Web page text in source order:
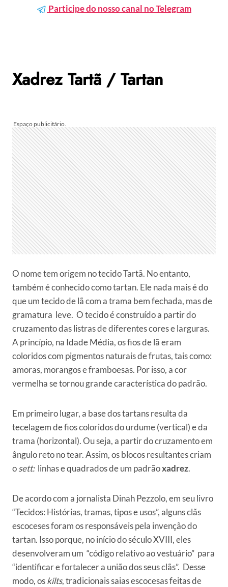
Participe do nosso canal no Telegram
Xadrez Tartã / Tartan
O nome tem origem no tecido Tartã. No entanto,
também é conhecido como tartan. Ele nada mais é do
que um tecido de lã com a trama bem fechada, mas de
gramatura leve. O tecido é construído a partir do
cruzamento das listras de diferentes cores e larguras.
A princípio, na Idade Média, os fios de lã eram
coloridos com pigmentos naturais de frutas, tais como:
amoras, morangos e framboesas. Por isso, a cor
vermelha se tornou grande característica do padrão.
Em primeiro lugar, a base dos tartans resulta da
tecelagem de fios coloridos do urdume (vertical) e da
trama (horizontal). Ou seja, a partir do cruzamento em
ângulo reto no tear. Assim, os blocos resultantes criam
osett: linhas e quadrados de um padrãoxadrez.
De acordo com a jornalista Dinah Pezzolo, em seu livro
“Tecidos: Histórias, tramas, tipos e usos”, alguns clãs
escoceses foram os responsáveis pela invenção do
tartan. Isso porque, no início do século XVIII, eles
desenvolveram um “código relativo ao vestuário” para
“identificar e fortalecer a união dos seus clãs”. Desse
modo, oskilts, tradicionais saias escocesas feitas de